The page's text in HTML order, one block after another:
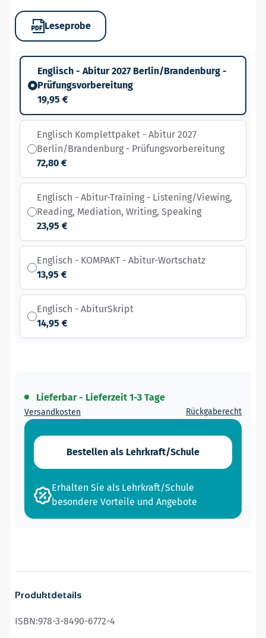
Leseprobe
Englisch - Abitur 2027 Berlin/Brandenburg -
Prüfungsvorbereitung
19,95 €
Englisch Komplettpaket - Abitur 2027
Berlin/Brandenburg - Prüfungsvorbereitung
72,80 €
Englisch - Abitur-Training - Listening/Viewing,
Reading, Mediation, Writing, Speaking
23,95 €
Englisch - KOMPAKT - Abitur-Wortschatz
13,95 €
Englisch - AbiturSkript
14,95 €
Lieferbar - Lieferzeit 1-3 Tage
Versandkosten Rückgaberecht
Bestellen als Lehrkraft/Schule
Erhalten Sie als Lehrkraft/Schule
besondere Vorteile und Angebote
Produktdetails
ISBN:978-3-8490-6772-4